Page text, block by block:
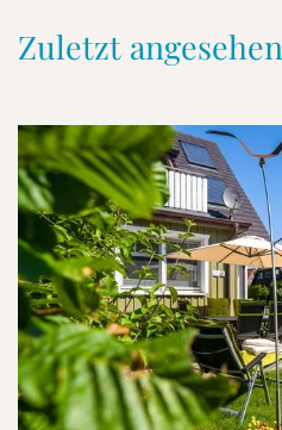
Zuletzt angesehen